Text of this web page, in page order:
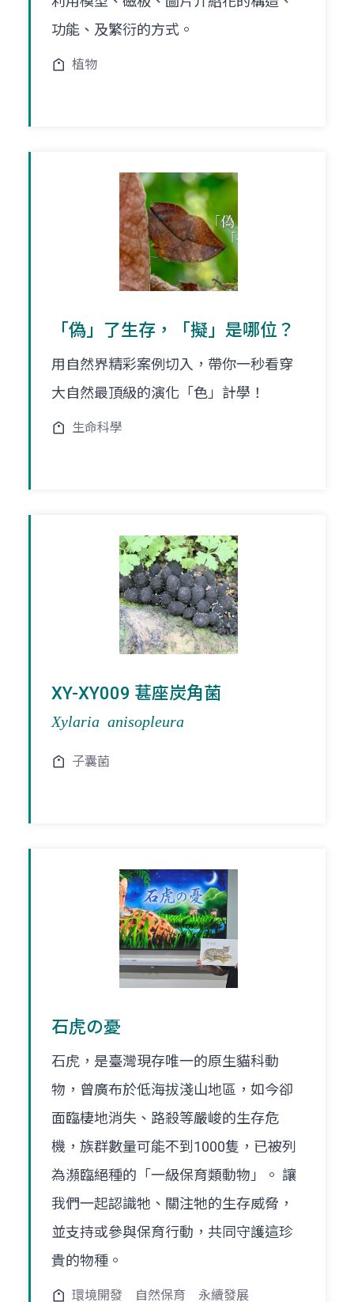
功能、及繁衍的方式。
植物
「偽」了生存，「擬」是哪位？
用自然界精彩案例切入，帶你一秒看穿
大自然最頂級的演化「色」計學！
生命科學
XY-XY009 葚座炭角菌
Xylaria anisopleura
子囊菌
石虎の憂
石虎，是臺灣現存唯一的原生貓科動
物，曾廣布於低海拔淺山地區，如今卻
面臨棲地消失、路殺等嚴峻的生存危
機，族群數量可能不到1000隻，已被列
為瀕臨絕種的「一級保育類動物」。 讓
我們一起認識牠、關注牠的生存威脅，
並支持或參與保育行動，共同守護這珍
貴的物種。
環境開發 自然保育 永續發展